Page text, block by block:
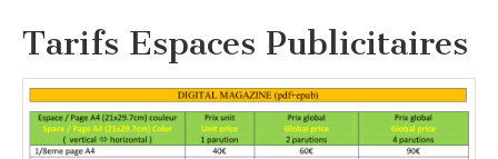
Tarifs Espaces Publicitaires